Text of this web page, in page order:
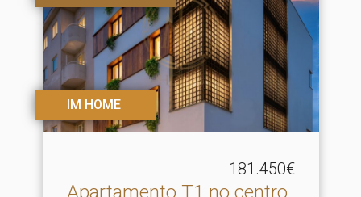
IM HOME
181.450€
Apartamento T1 no centro